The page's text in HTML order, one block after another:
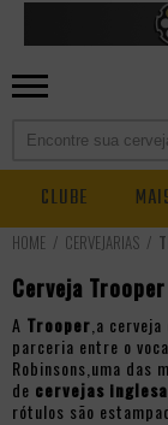
CLUBE
CERVEJARIAS
Cerveja Trooper
A Trooper ,a cerveja
parceria entre o
Robinsons,uma das
de cervejas
rótulos são